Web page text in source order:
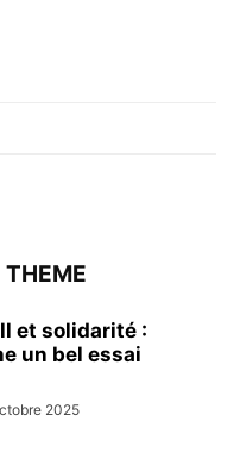
THEME
et solidarité :
un bel essai
2025